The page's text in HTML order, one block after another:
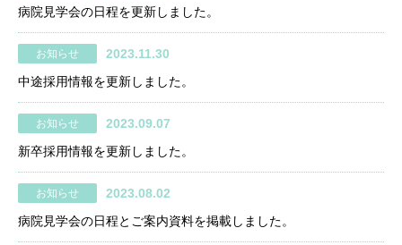
病院見学会の日程を更新しました。
お知らせ
2023.11.30
中途採用情報を更新しました。
お知らせ
2023.09.07
新卒採用情報を更新しました。
お知らせ
2023.08.02
病院見学会の日程とご案内資料を掲載しました。